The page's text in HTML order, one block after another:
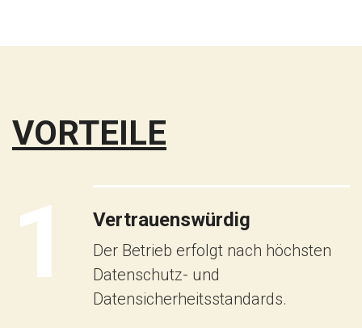
VORTEILE
1 Vertrauenswürdig
Der Betrieb erfolgt nach höchsten
Datenschutz- und
Datensicherheitsstandards.